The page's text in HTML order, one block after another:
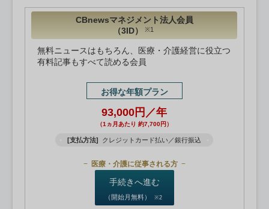
CBnewsマネジメント法人会員
（3ID）
※1
無料ニュースはもちろん、医療・介護経営に役立つ
有料記事もすべて読める会員
お得な年額プラン
93,000円／年
（1ヵ月あたり 約7,700円）
[支払方法] クレジットカード払い／銀行振込
医療・介護に従事される方
手続きへ進む
（開始月無料） ※2